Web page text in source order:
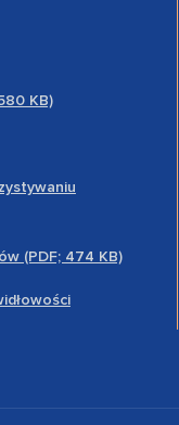
KB)
(PDF; 474 KB)